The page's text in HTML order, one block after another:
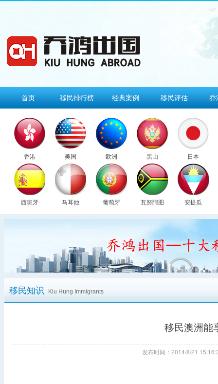
首页 移民排行榜 经典案例 移民评估 乔
香港 美国 欧洲 黑山 日本
西班牙 马耳他 葡萄牙 瓦努阿图 安提瓜
移民知识 Kiu Hung Immigrants
移民澳洲能
发布时间：2014/8/21